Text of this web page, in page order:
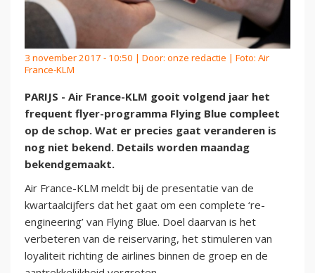
3 november 2017 - 10:50 | Door: onze redactie | Foto: Air
France-KLM
PARIJS - Air France-KLM gooit volgend jaar het
frequent flyer-programma Flying Blue compleet
op de schop. Wat er precies gaat veranderen is
nog niet bekend. Details worden maandag
bekendgemaakt.
Air France-KLM meldt bij de presentatie van de
kwartaalcijfers dat het gaat om een complete ‘re-
engineering’ van Flying Blue. Doel daarvan is het
verbeteren van de reiservaring, het stimuleren van
loyaliteit richting de airlines binnen de groep en de